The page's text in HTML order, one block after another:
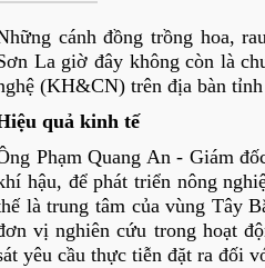
cánh đồng trồng hoa,
La giờ đây không còn là
(KH&CN) trên địa bàn
quả kinh tế
Phạm Quang An - Giám
hậu, để phát triển nông
là trung tâm của vùng Tây
vị nghiên cứu trong hoạt
yêu cầu thực tiễn đặt ra đối